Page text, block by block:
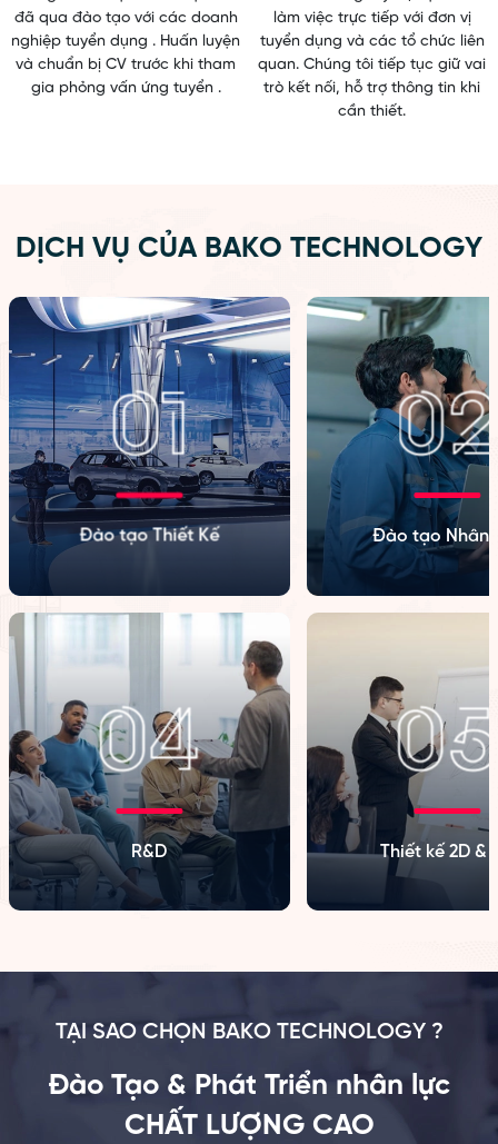
đã qua đào tạo với các doanh
nghiệp tuyển dụng . Huấn luyện
và chuẩn bị CV trước khi tham
gia phỏng vấn ứng tuyển .
làm việc trực tiếp với đơn vị
tuyển dụng và các tổ chức liên
quan. Chúng tôi tiếp tục giữ vai
trò kết nối, hỗ trợ thông tin khi
cần thiết.
DỊCH VỤ CỦA BAKO TECHNOLOGY
Đào tạo Thiết Kế Đào tạo Nhân
R&D Thiết kế 2D &
TẠI SAO CHỌN BAKO TECHNOLOGY ?
Đào Tạo & Phát Triển nhân lực
CHẤT LƯỢNG CAO